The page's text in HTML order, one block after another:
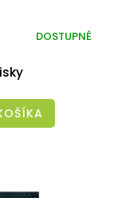
DOSTUPNÉ